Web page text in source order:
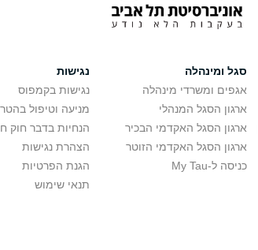
סגל ומינהלה
אגפים ומשרדי מינהלה
ארגון הסגל המנהלי
ארגון הסגל האקדמי הבכיר
ארגון הסגל האקדמי הזוטר
כניסה ל-My Tau
נגישות
נגישות בקמפוס
מניעה וטיפול
הנחיות בדבר חוק
הצהרת נגישות
הגנת הפרטיות
תנאי שימוש